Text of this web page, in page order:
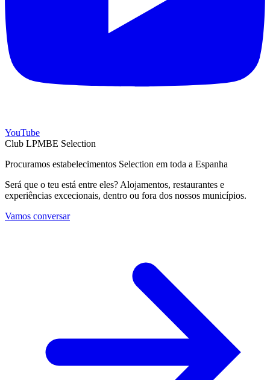
YouTube
Club LPMBE Selection
Procuramos estabelecimentos Selection em toda a Espanha
Será que o teu está entre eles? Alojamentos, restaurantes e
experiências excecionais, dentro ou fora dos nossos municípios.
Vamos conversar